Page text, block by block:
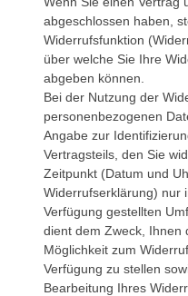
abgeschlossen haben,
Widerrufsfunktion
über welche Sie Ihre
abgeben können.
Bei der Nutzung der
personenbezogenen
Angabe zur
Vertragsteils, den Sie
Zeitpunkt (Datum und
Widerrufserklärung) nur
Verfügung gestellten
dient dem Zweck, Ihnen
Möglichkeit zum
Verfügung zu stellen
Bearbeitung Ihres